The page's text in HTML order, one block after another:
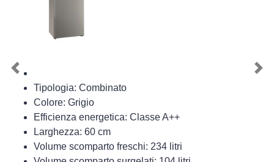
Tipologia: Combinato
Colore: Grigio
Efficienza energetica: Classe A++
Larghezza: 60 cm
Volume scomparto freschi: 234 litri
Previous